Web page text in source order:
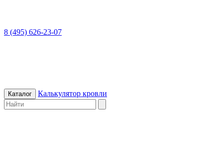
8 (495) 626-23-07
Каталог Калькулятор кровли